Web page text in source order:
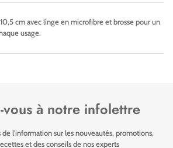
cm avec linge en microfibre et brosse pour un
usage.
à notre infolettre
de l'information sur les nouveautés, promotions,
et des conseils de nos experts